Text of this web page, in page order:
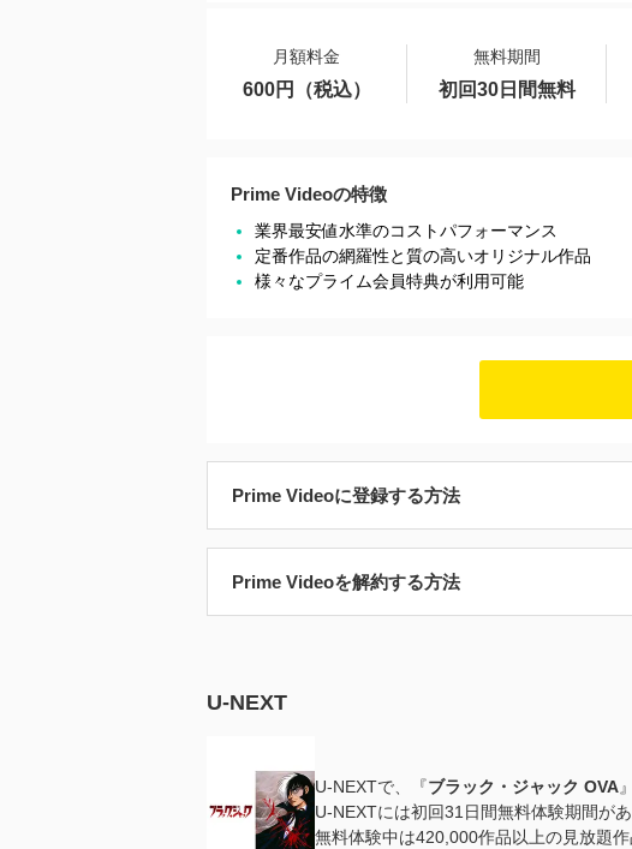
月額料金 無料期間
600円（税込） 初回30日間無料
Prime Videoの特徴
業界最安値水準のコストパフォーマンス
定番作品の網羅性と質の高いオリジナル作品
様々なプライム会員特典が利用可能
Prime Videoに登録する方法
Prime Videoを解約する方法
U-NEXT
U-NEXTで、『ブラック・ジャック OVA』
U-NEXTには初回31日間無料体験期間があ
無料体験中は420,000作品以上の見放題